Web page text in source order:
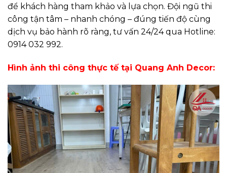
để khách hàng tham khảo và lựa chọn. Đội ngũ thi
công tận tâm – nhanh chóng – đúng tiến độ cùng
dịch vụ bảo hành rõ ràng, tư vấn 24/24 qua Hotline:
0914 032 992.
Hình ảnh thi công thực tế tại Quang Anh Decor: